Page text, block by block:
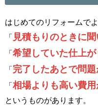
はじめてのリフォームで
「
見積もりのときに
「 希望していた仕上
「 完了したあとで問
「 相場よりも高い費
というものがあります。